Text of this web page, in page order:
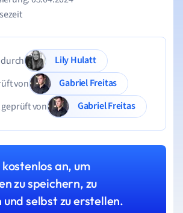
Lily Hulatt
von
Gabriel Freitas
von
Gabriel Freitas
an, um
zu speichern, zu
selbst zu erstellen.